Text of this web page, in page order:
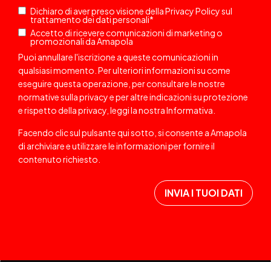
Dichiaro di aver preso visione dellaPrivacy Policysul
trattamento dei dati personali*
Accetto di ricevere comunicazioni di marketing o
promozionali da Amapola
Puoi annullare l'iscrizione a queste comunicazioni in
qualsiasi momento. Per ulteriori informazioni su come
eseguire questa operazione, per consultare le nostre
normative sulla privacy e per altre indicazioni su protezione
e rispetto della privacy, leggi la nostraInformativa
Facendo clic sul pulsante qui sotto, si consente a Amapola
di archiviare e utilizzare le informazioni per fornire il
contenuto richiesto.